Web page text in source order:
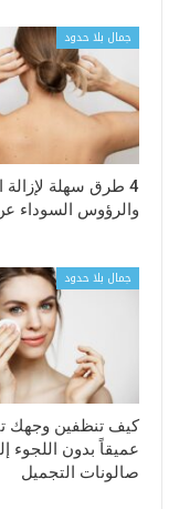
جمال بلا حدود
4 طرق سهلة لإزالة
والرؤوس السوداء
جمال بلا حدود
كيف تنظفين وجهك
عميقاً بدون اللجوء
صالونات التجميل